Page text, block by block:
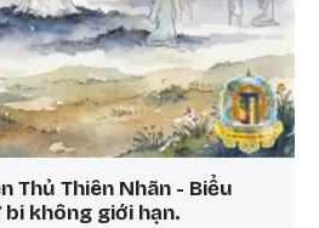
Thủ Thiên Nhãn - Biểu
không giới hạn.